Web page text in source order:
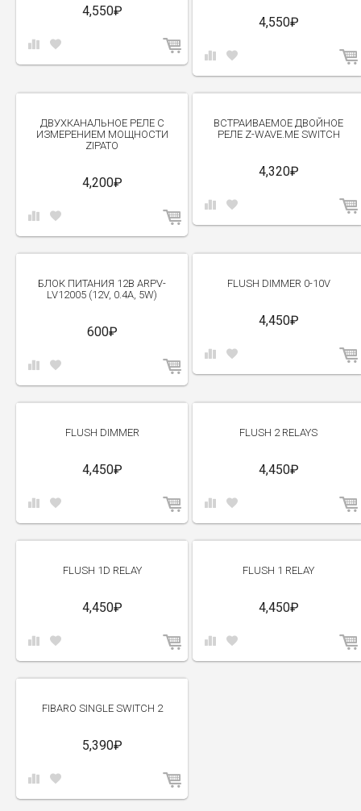
4,550₽
4,550₽
ДВУХКАНАЛЬНОЕ РЕЛЕ C
ИЗМЕРЕНИЕМ МОЩНОСТИ
ZIPATO
4,200₽
ВСТРАИВАЕМОЕ ДВОЙНОЕ
РЕЛЕ Z-WAVE.ME SWITCH
4,320₽
БЛОК ПИТАНИЯ 12В ARPV-
LV12005 (12V, 0.4A, 5W)
600₽
FLUSH DIMMER 0-10V
4,450₽
FLUSH DIMMER
4,450₽
FLUSH 2 RELAYS
4,450₽
FLUSH 1D RELAY
4,450₽
FLUSH 1 RELAY
4,450₽
FIBARO SINGLE SWITCH 2
5,390₽